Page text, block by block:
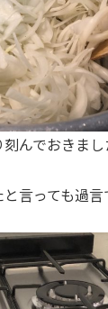
んでおきまし
言っても過